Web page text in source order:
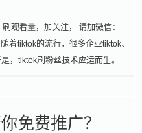
观看量，加关注， 请加微信：
着tiktok的流行，很多企业tiktok、
，tiktok刷粉丝技术应运而生。
免费推广？